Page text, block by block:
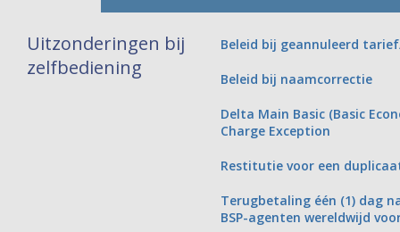
Uitzonderingen bij
zelfbediening
Beleid bij geannuleerd
Beleid bij naamcorrectie
Delta Main Basic (Basic
Charge Exception
Restitutie voor een
Terugbetaling één (1) dag
BSP-agenten wereldwijd